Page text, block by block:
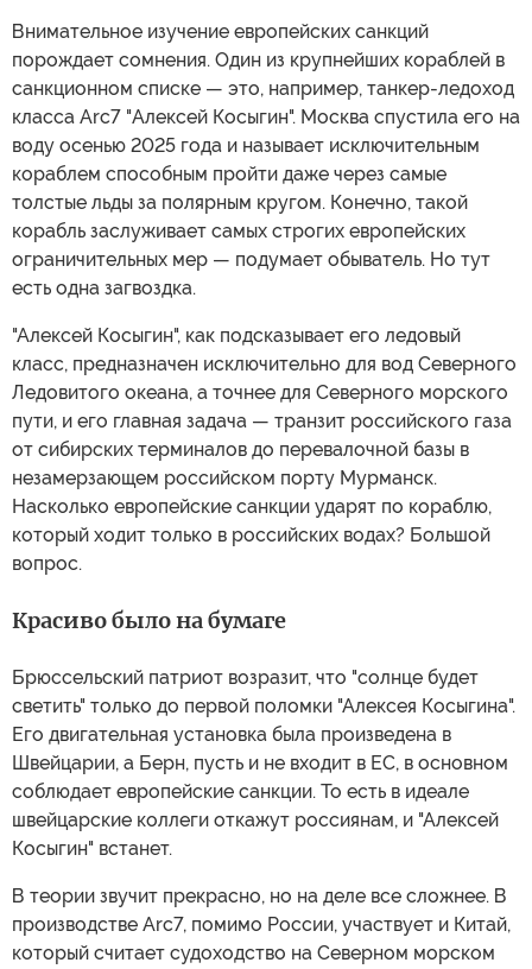
Внимательное изучение европейских санкций
порождает сомнения. Один из крупнейших кораблей в
санкционном списке — это, например, танкер-ледоход
класса Arc7 "Алексей Косыгин". Москва спустила его на
воду осенью 2025 года и называет исключительным
кораблем способным пройти даже через самые
толстые льды за полярным кругом. Конечно, такой
корабль заслуживает самых строгих европейских
ограничительных мер — подумает обыватель. Но тут
есть одна загвоздка.
"Алексей Косыгин", как подсказывает его ледовый
класс, предназначен исключительно для вод Северного
Ледовитого океана, а точнее для Северного морского
пути, и его главная задача — транзит российского газа
от сибирских терминалов до перевалочной базы в
незамерзающем российском порту Мурманск.
Насколько европейские санкции ударят по кораблю,
который ходит только в российских водах? Большой
вопрос.
Красиво было на бумаге
Брюссельский патриот возразит, что "солнце будет
светить" только до первой поломки "Алексея Косыгина".
Его двигательная установка была произведена в
Швейцарии, а Берн, пусть и не входит в ЕС, в основном
соблюдает европейские санкции. То есть в идеале
швейцарские коллеги откажут россиянам, и "Алексей
Косыгин" встанет.
В теории звучит прекрасно, но на деле все сложнее. В
производстве Arc7, помимо России, участвует и Китай,
который считает судоходство на Северном морском